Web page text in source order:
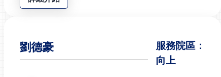
劉德豪
服務院區：
向上